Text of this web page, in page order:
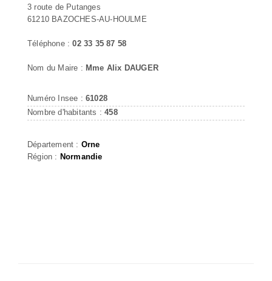
3 route de Putanges
61210 BAZOCHES-AU-HOULME
Téléphone :02 33 35 87 58
Nom du Maire : Mme Alix DAUGER
Numéro Insee : 61028
Nombre d'habitants :458
Département : Orne
Région : Normandie